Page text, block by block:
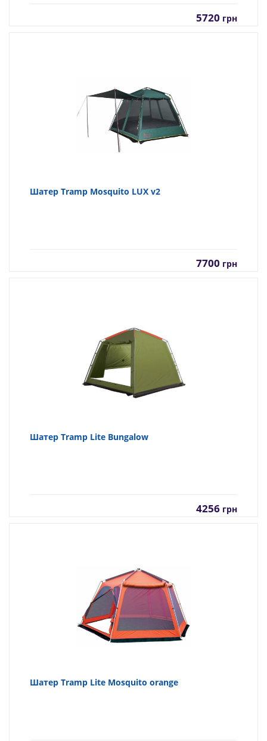
5720 грн
Шатер Tramp Mosquito LUX v2
7700 грн
Шатер Tramp Lite Bungalow
4256 грн
Шатер Tramp Lite Mosquito orange